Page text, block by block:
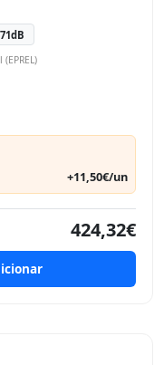
+11,50€/un
424,32€